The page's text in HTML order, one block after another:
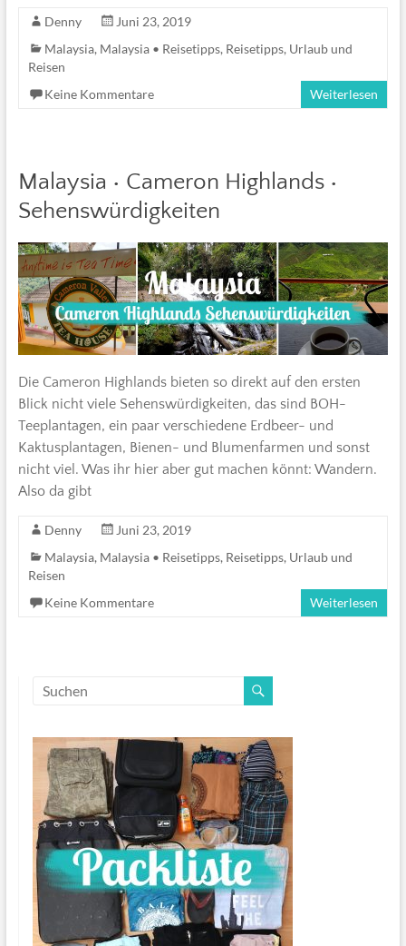
Denny
Juni 23, 2019
Malaysia, Malaysia • Reisetipps, Reisetipps, Urlaub und
Reisen
Keine Kommentare
Weiterlesen
Malaysia • Cameron Highlands •
Sehenswürdigkeiten
Die Cameron Highlands bieten so direkt auf den ersten
Blick nicht viele Sehenswürdigkeiten, das sind BOH-
Teeplantagen, ein paar verschiedene Erdbeer- und
Kaktusplantagen, Bienen- und Blumenfarmen und sonst
nicht viel. Was ihr hier aber gut machen könnt: Wandern.
Also da gibt
Denny
Juni 23, 2019
Malaysia, Malaysia • Reisetipps, Reisetipps, Urlaub und
Reisen
Keine Kommentare
Weiterlesen